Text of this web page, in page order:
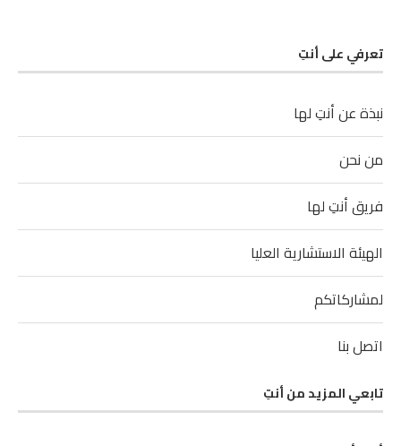
تعرفي على أنتِ
نبذة عن أنتِ لها
من نحن
فريق أنتِ لها
الهيئة الاستشارية العليا
لمشاركاتكم
اتصل بنا
تابعي المزيد من أنتِ